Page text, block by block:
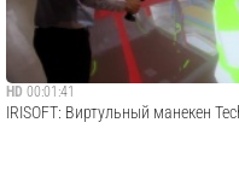
HD 00:01:41
IRISOFT: Виртульный манекен